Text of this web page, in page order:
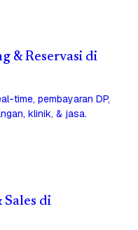
& Reservasi di
time, pembayaran DP,
klinik, & jasa.
Sales di